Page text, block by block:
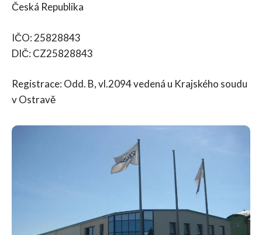
Česká Republika
IČO: 25828843
DIČ: CZ25828843
Registrace: Odd. B, vl.2094 vedená u Krajského soudu
v Ostravě